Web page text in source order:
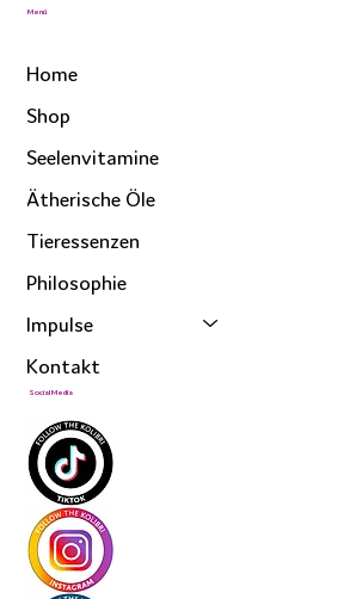
Menü
Home
Shop
Seelenvitamine
Ätherische Öle
Tieressenzen
Philosophie
Impulse
Kontakt
Social Media